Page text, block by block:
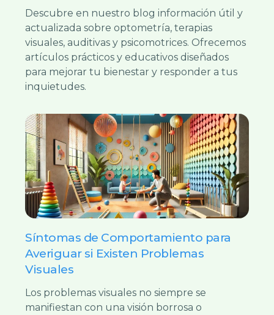
Descubre en nuestro blog información útil y
actualizada sobre optometría, terapias
visuales, auditivas y psicomotrices. Ofrecemos
artículos prácticos y educativos diseñados
para mejorar tu bienestar y responder a tus
inquietudes.
Síntomas de Comportamiento para
Averiguar si Existen Problemas
Visuales
Los problemas visuales no siempre se
manifiestan con una visión borrosa o